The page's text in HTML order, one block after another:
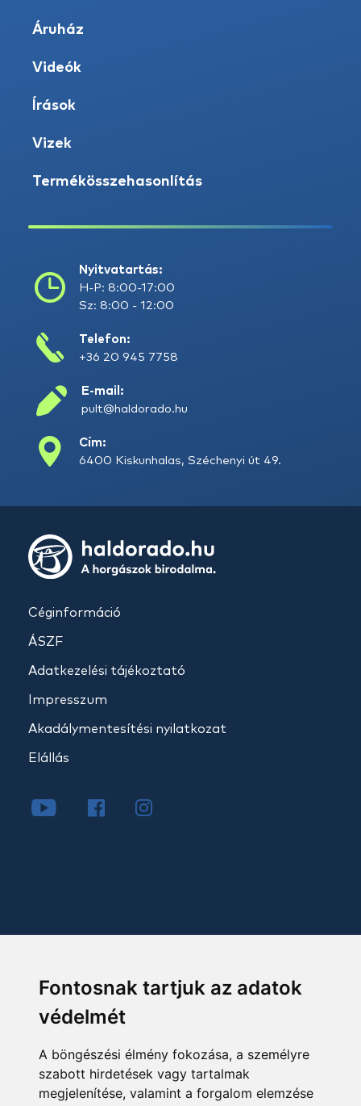
Fontosnak tartjuk az adatok
védelmét
A böngészési élmény fokozása, a személyre
szabott hirdetések vagy tartalmak
megjelenítése, valamint a forgalom elemzése
Áruház
Videók
Írások
Vizek
Termékösszehasonlítás
Nyitvatartás:
H-P: 8:00-17:00
Sz: 8:00 - 12:00
Telefon:
+36 20 945 7758
E-mail:
pult@haldorado.hu
Cím:
6400 Kiskunhalas, Széchenyi út 49.
Céginformáció
ÁSZF
Adatkezelési tájékoztató
Impresszum
Akadálymentesítési nyilatkozat
Elállás